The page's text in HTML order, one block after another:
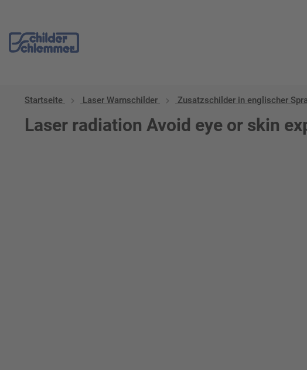
Startseite Laser Warnschilder Zusatzschilder in englischer
Laser radiation Avoid eye or skin